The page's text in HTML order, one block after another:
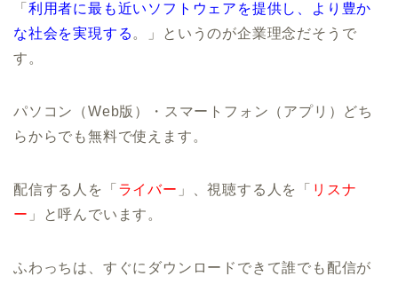
「 利用者に最も近いソフトウェアを提供し、より豊か
な社会を実現する。」というのが企業理念だそうで
す。
パソコン（Web版）・スマートフォン（アプリ）どち
らからでも無料で使えます。
配信する人を「 ライバー 」、視聴する人を「 リスナ
ー 」と呼んでいます。
ふわっちは、すぐにダウンロードできて誰でも配信が